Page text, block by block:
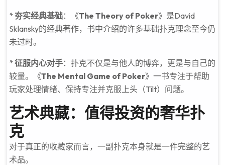
*夯实经典基础：《The Theory of Poker》是David
Sklansky的经典著作，书中介绍的许多基础扑克理念至今仍
未过时。
*征服内心对手：扑克不仅是与他人的博弈，更是与自己的
较量。《The Mental Game of Poker》一书专注于帮助
玩家处理情绪、保持专注并克服上头（Tilt）问题。
艺术典藏：值得投资的奢华扑
克
对于真正的收藏家而言，一副扑克本身就是一件完整的艺
术品。